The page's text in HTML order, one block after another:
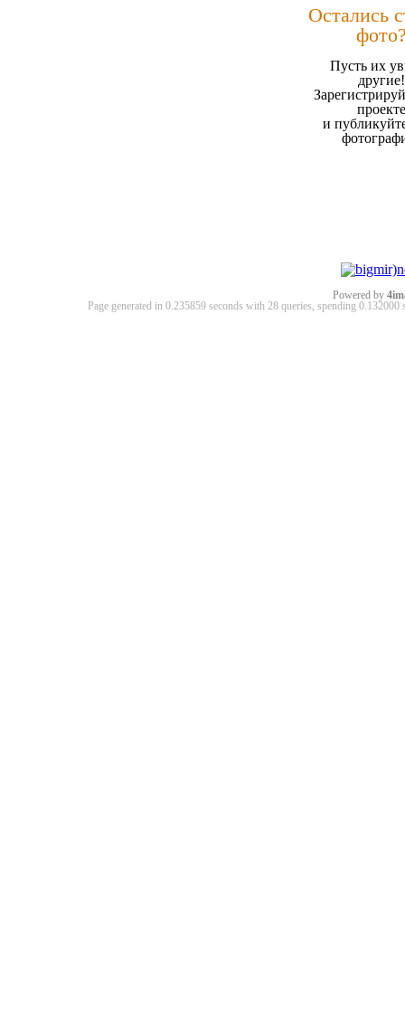
Остались
Пусть их
другие!
проекте
и
Powered by
Page generated in 0.235859 seconds with 28 queries, spending